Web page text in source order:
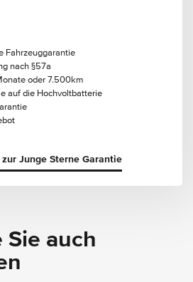
Fahrzeuggarantie
nach §57a
oder 7.500km
auf die Hochvoltbatterie
Junge Sterne Garantie
Sie auch